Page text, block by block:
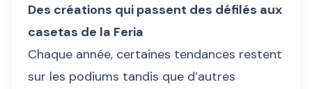
Des créations qui passent des défilés aux
casetas de la Feria
Chaque année, certaines tendances restent
sur les podiums tandis que d’autres